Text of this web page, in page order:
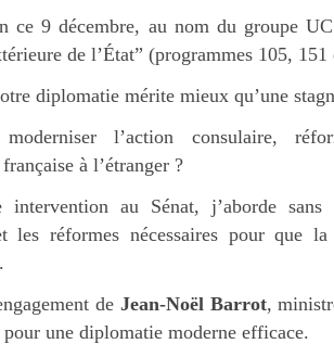
ce 9 décembre, au nom du groupe
de l’État” (programmes 105, 151
diplomatie mérite mieux qu’une
moderniser l’action consulaire,
à l’étranger ?
intervention au Sénat, j’aborde
les réformes nécessaires pour que
de Jean-Noël Barrot,
pour une diplomatie moderne efficace.